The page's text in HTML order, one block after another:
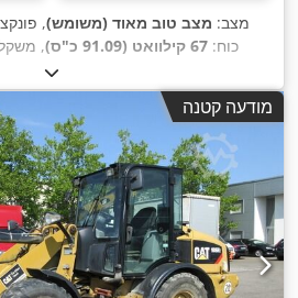
מצב: מצב טוב מאוד (משומש),
כוח: 67 קילוואט (91.09 כ"ס) ,
CAT0432DKWEP01798
מודעה קטנה